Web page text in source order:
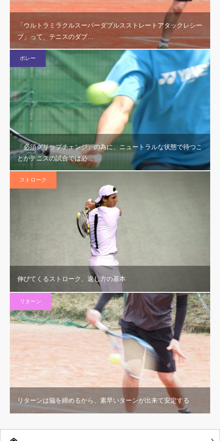
「ウルトラミラクルスーパーダブルスストレートアタックレシー
ブ」って、テニスのダブ…
ボレー
「必須グリップチェンジ」の為に、ニュートラルな状態で待つこ
とがテニスの試合では必…
ストローク
伸びてくるストローク、返し方の基本
リターン
リターンは脇を締めるから、素早いターンが出来て安定する